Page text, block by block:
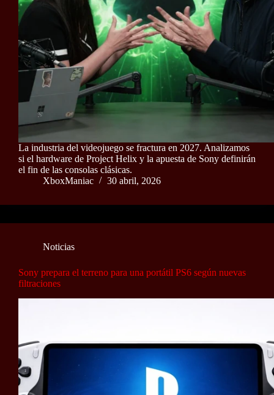
La industria del videojuego se fractura en 2027. Analizamos
si el hardware de Project Helix y la apuesta de Sony definirán
el fin de las consolas clásicas.
XboxManiac
30 abril, 2026
Noticias
Sony prepara el terreno para una portátil PS6 según nuevas
filtraciones